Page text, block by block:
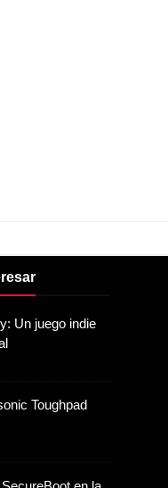
Un juego indie
Toughpad